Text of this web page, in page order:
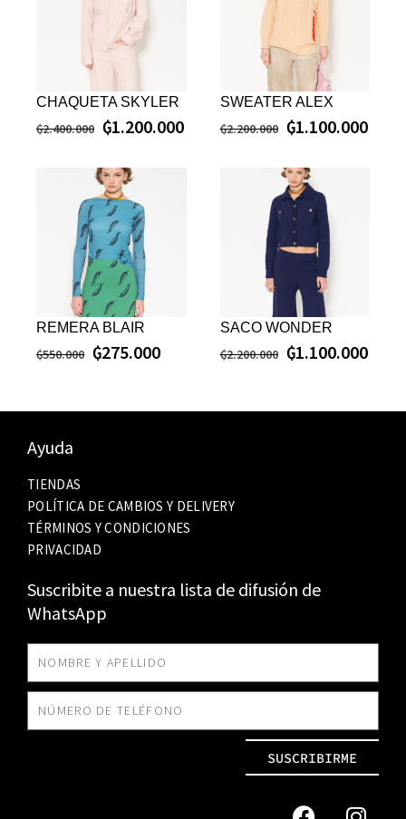
CHAQUETA SKYLER
₲2.400.000 ₲1.200.000
SWEATER ALEX
₲2.200.000 ₲1.100.000
REMERA BLAIR
₲550.000 ₲275.000
SACO WONDER
₲2.200.000 ₲1.100.000
Ayuda
TIENDAS
POLÍTICA DE CAMBIOS Y DELIVERY
TÉRMINOS Y CONDICIONES
PRIVACIDAD
Suscribite a nuestra lista de difusión de
WhatsApp
SUSCRIBIRME